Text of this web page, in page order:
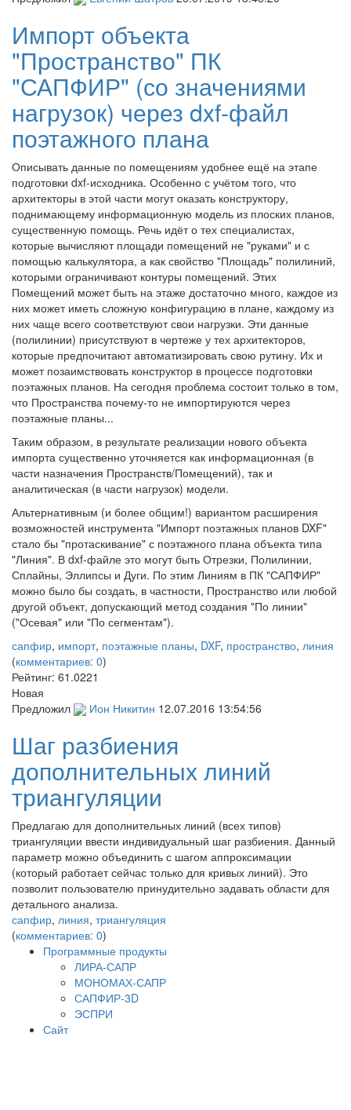
Импорт объекта
"Пространство" ПК
"САПФИР" (со значениями
нагрузок) через dxf-файл
поэтажного плана
Описывать данные по помещениям удобнее ещё на этапе
подготовки dxf-исходника. Особенно с учётом того, что
архитекторы в этой части могут оказать конструктору,
поднимающему информационную модель из плоских планов,
существенную помощь. Речь идёт о тех специалистах,
которые вычисляют площади помещений не "руками" и с
помощью калькулятора, а как свойство "Площадь" полилиний,
которыми ограничивают контуры помещений. Этих
Помещений может быть на этаже достаточно много, каждое из
них может иметь сложную конфигурацию в плане, каждому из
них чаще всего соответствуют свои нагрузки. Эти данные
(полилинии) присутствуют в чертеже у тех архитекторов,
которые предпочитают автоматизировать свою рутину. Их и
может позаимствовать конструктор в процессе подготовки
поэтажных планов. На сегодня проблема состоит только в том,
что Пространства почему-то не импортируются через
поэтажные планы...
Таким образом, в результате реализации нового объекта
импорта существенно уточняется как информационная (в
части назначения Пространств/Помещений), так и
аналитическая (в части нагрузок) модели.
Альтернативным (и более общим!) вариантом расширения
возможностей инструмента "Импорт поэтажных планов DXF"
стало бы "протаскивание" с поэтажного плана объекта типа
"Линия". В dxf-файле это могут быть Отрезки, Полилинии,
Сплайны, Эллипсы и Дуги. По этим Линиям в ПК "САПФИР"
можно было бы создать, в частности, Пространство или любой
другой объект, допускающий метод создания "По линии"
("Осевая" или "По сегментам").
сапфир, импорт, поэтажные планы, DXF, пространство, линия
(комментариев: 0)
Рейтинг: 61.0221
Новая
Предложил
Ион Никитин 12.07.2016 13:54:56
Шаг разбиения
дополнительных линий
триангуляции
Предлагаю для дополнительных линий (всех типов)
триангуляции ввести индивидуальный шаг разбиения. Данный
параметр можно объединить с шагом аппроксимации
(который работает сейчас только для кривых линий). Это
позволит пользователю принудительно задавать области для
детального анализа.
сапфир, линия, триангуляция
(комментариев: 0)
Программные продукты
ЛИРА-САПР
МОНОМАХ-САПР
САПФИР-3D
ЭСПРИ
Сайт